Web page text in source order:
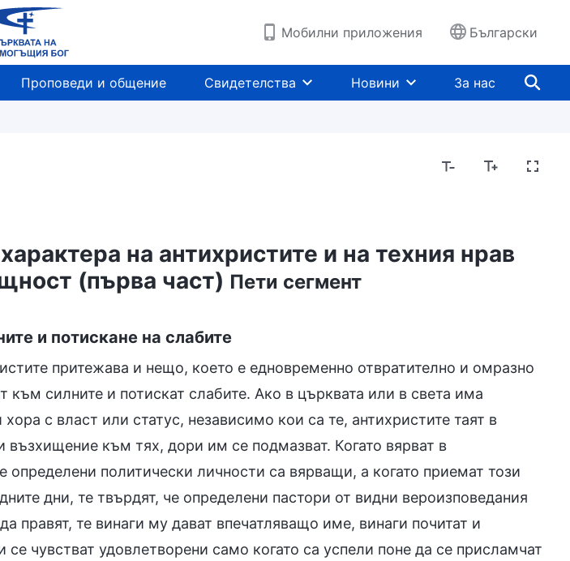
Мобилни приложения Български
Проповеди и общение Свидетелства Новини За нас
на антихристите и на техния нрав
(първа част) Пети сегмент
и потискане на слабите
притежава и нещо, което е едновременно отвратително и омразно
силните и потискат слабите. Ако в църквата или в света има
с власт или статус, независимо кои са те, антихристите таят в
възхищение към тях, дори им се подмазват. Когато вярват в
определени политически личности са вярващи, а когато приемат този
дни, те твърдят, че определени пастори от видни вероизповедания
правят, те винаги му дават впечатляващо име, винаги почитат и
чувстват удовлетворени само когато са успели поне да се присламчат